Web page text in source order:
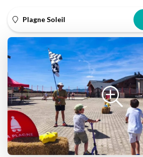
Plagne Soleil